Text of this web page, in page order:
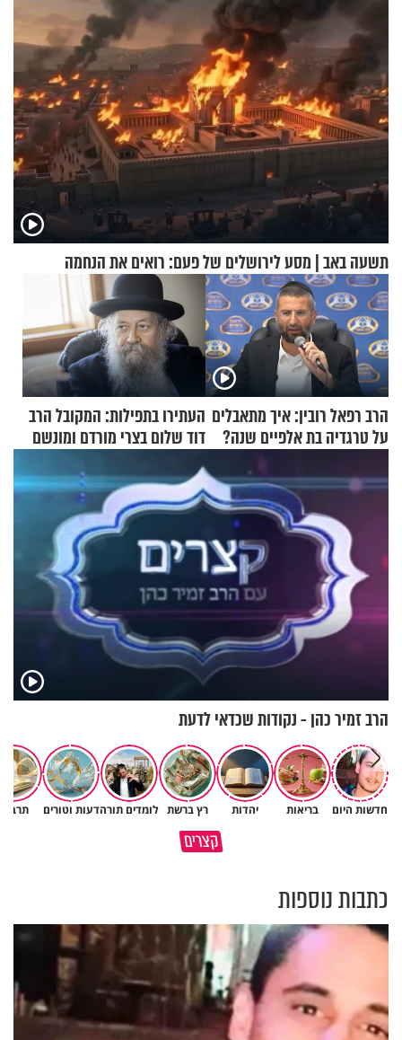
תשעה באב | מסע לירושלים של פעם: רואים את הנחמה
הרב רפאל רובין: איך מתאבלים
על טרגדיה בת אלפיים שנה?
העתירו בתפילות: המקובל הרב
דוד שלום בצרי מורדם ומונשם
הרב זמיר כהן - נקודות שכדאי לדעת
חדשות היום בריאות יהדות רץ ברשת לומדים תורהדעות וטורים
קצרים
תשתמש באהבה של השם לטובתך
פותחים פתח קטן - ומקבלים
כתבות נוספות